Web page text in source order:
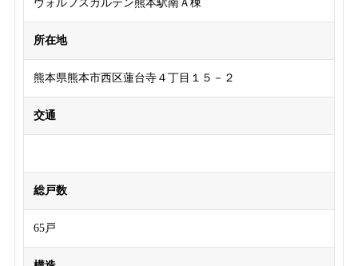
ヴォルフスガルテン熊本駅南Ａ棟
所在地
熊本県熊本市西区蓮台寺４丁目１５－２
交通
総戸数
65戸